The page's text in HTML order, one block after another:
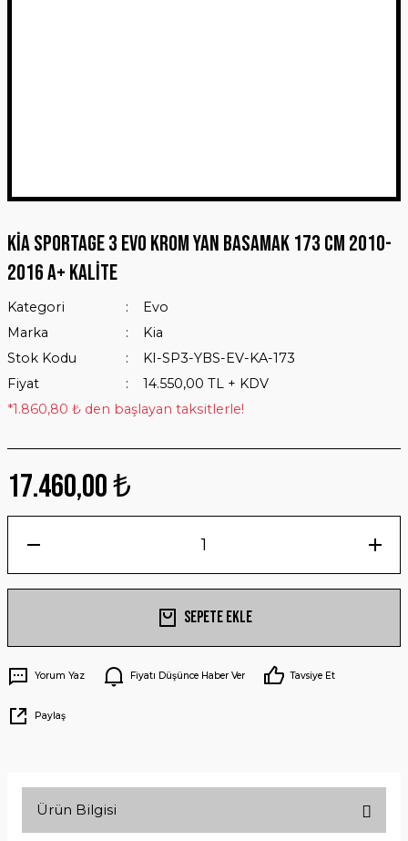
Kia Sportage 3 Evo Krom Yan Basamak 173 Cm 2010-
2016 A+ Kalite
Kategori
Evo
Marka
Kia
Stok Kodu
KI-SP3-YBS-EV-KA-173
Fiyat
14.550,00 TL + KDV
*1.860,80 ₺ den başlayan taksitlerle!
17.460,00 ₺
Sepete Ekle
Yorum Yaz Fiyatı Düşünce Haber Ver Tavsiye Et
Paylaş
Ürün Bilgisi